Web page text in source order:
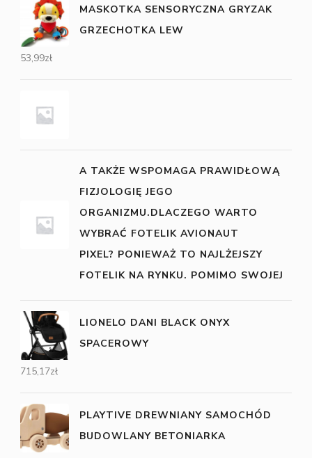
MASKOTKA SENSORYCZNA GRYZAK
GRZECHOTKA LEW
53,99zł
A TAKŻE WSPOMAGA PRAWIDŁOWĄ
FIZJOLOGIĘ JEGO
ORGANIZMU.DLACZEGO WARTO
WYBRAĆ FOTELIK AVIONAUT
PIXEL? PONIEWAŻ TO NAJLŻEJSZY
FOTELIK NA RYNKU. POMIMO SWOJEJ
LIONELO DANI BLACK ONYX
SPACEROWY
715,17zł
PLAYTIVE DREWNIANY SAMOCHÓD
BUDOWLANY BETONIARKA